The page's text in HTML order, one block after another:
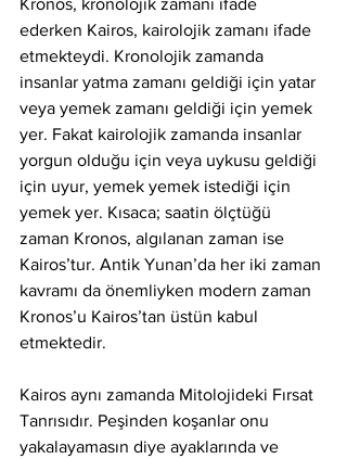
ederken Kairos, kairolojik zamanı ifade
etmekteydi. Kronolojik zamanda
insanlar yatma zamanı geldiği için yatar
veya yemek zamanı geldiği için yemek
yer. Fakat kairolojik zamanda insanlar
yorgun olduğu için veya uykusu geldiği
için uyur, yemek yemek istediği için
yemek yer. Kısaca; saatin ölçtüğü
zaman Kronos, algılanan zaman ise
Kairos’tur. Antik Yunan’da her iki zaman
kavramı da önemliyken modern zaman
Kronos’u Kairos’tan üstün kabul
etmektedir.
Kairos aynı zamanda Mitolojideki Fırsat
Tanrısıdır. Peşinden koşanlar onu
yakalayamasın diye ayaklarında ve